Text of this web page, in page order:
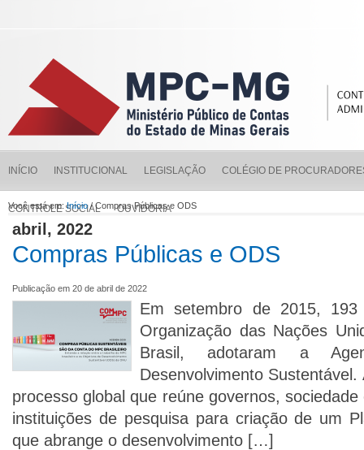
INÍCIO INSTITUCIONAL LEGISLAÇÃO COLÉGIO DE
CONTROLE SOCIAL OUVIDORIA
Você está em:Início/ Compras Públicas e ODS
abril, 2022
Compras Públicas e ODS
Publicação em 20 de abril de 2022
Em setembro de 2015,
Organização das Nações
Brasil, adotaram a
Desenvolvimento
processo global que reúne governos,
instituições de pesquisa para criação de um
que abrange o desenvolvimento […]